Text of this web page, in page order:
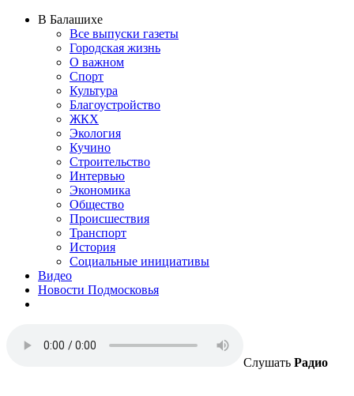
В Балашихе
Все выпуски газеты
Городская жизнь
О важном
Спорт
Культура
Благоустройство
ЖКХ
Экология
Кучино
Строительство
Интервью
Экономика
Общество
Происшествия
Транспорт
История
Социальные инициативы
Видео
Новости Подмосковья
Слушать Радио